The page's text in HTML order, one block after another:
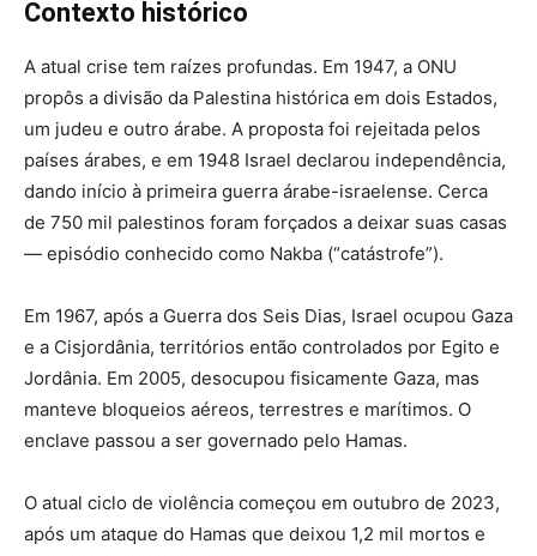
Contexto histórico
A atual crise tem raízes profundas. Em 1947, a ONU
propôs a divisão da Palestina histórica em dois Estados,
um judeu e outro árabe. A proposta foi rejeitada pelos
países árabes, e em 1948 Israel declarou independência,
dando início à primeira guerra árabe-israelense. Cerca
de 750 mil palestinos foram forçados a deixar suas casas
— episódio conhecido como Nakba (“catástrofe”).
Em 1967, após a Guerra dos Seis Dias, Israel ocupou Gaza
e a Cisjordânia, territórios então controlados por Egito e
Jordânia. Em 2005, desocupou fisicamente Gaza, mas
manteve bloqueios aéreos, terrestres e marítimos. O
enclave passou a ser governado pelo Hamas.
O atual ciclo de violência começou em outubro de 2023,
após um ataque do Hamas que deixou 1,2 mil mortos e